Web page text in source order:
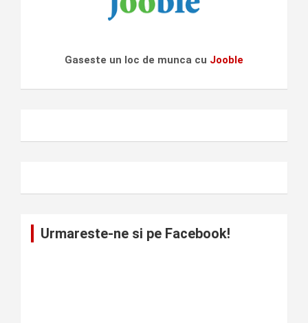
Gaseste un loc de munca cu Jooble
Urmareste-ne si pe Facebook!